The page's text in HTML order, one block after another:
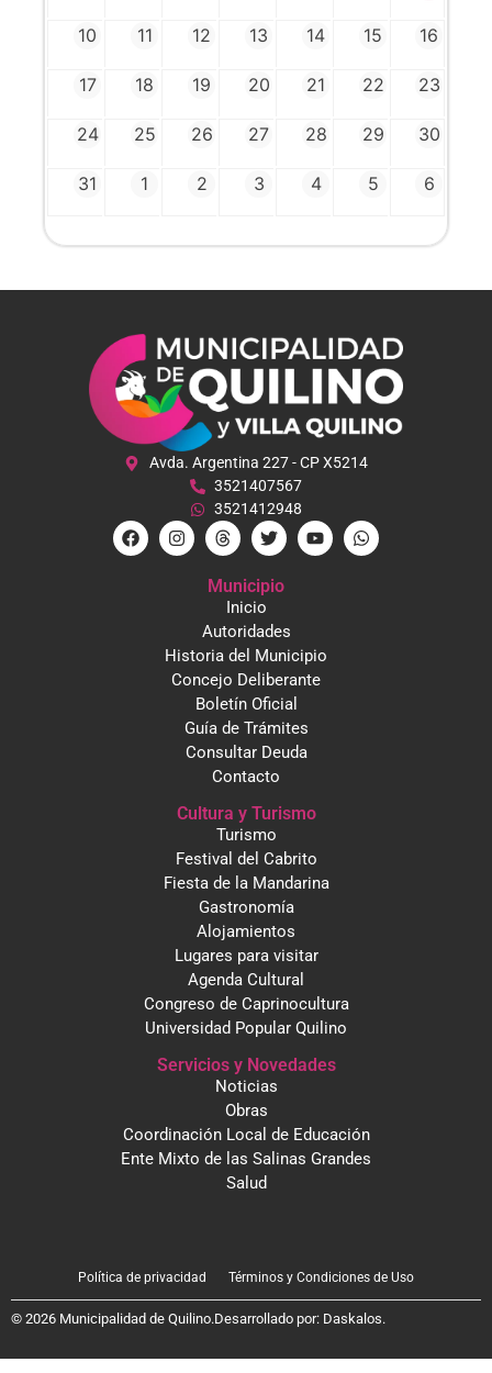
10 11 12 13 14 15 16
17 18 19 20 21 22 23
24 25 26 27 28 29 30
31 1 2 3 4 5 6
Avda. Argentina 227 - CP X5214
3521407567
3521412948
Municipio
Inicio
Autoridades
Historia del Municipio
Concejo Deliberante
Boletín Oficial
Guía de Trámites
Consultar Deuda
Contacto
Cultura y Turismo
Turismo
Festival del Cabrito
Fiesta de la Mandarina
Gastronomía
Alojamientos
Lugares para visitar
Agenda Cultural
Congreso de Caprinocultura
Universidad Popular Quilino
Servicios y Novedades
Noticias
Obras
Coordinación Local de Educación
Ente Mixto de las Salinas Grandes
Salud
Política de privacidad Términos y Condiciones de Uso
© 2026 Municipalidad de Quilino.Desarrollado por: Daskalos.